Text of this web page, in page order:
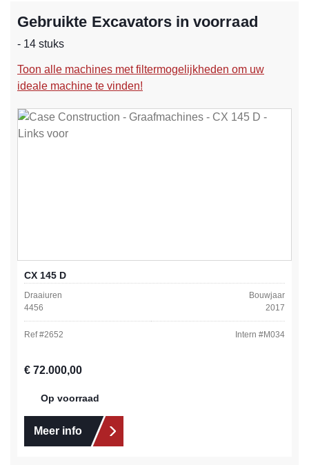
Gebruikte Excavators in voorraad
- 14 stuks
Toon alle machines met filtermogelijkheden om uw
ideale machine te vinden!
CX 145 D
Draaiuren
4456
Bouwjaar
2017
Ref #2652 Intern #M034
Normale prijs:
€ 72.000,00
Op voorraad
Meer info